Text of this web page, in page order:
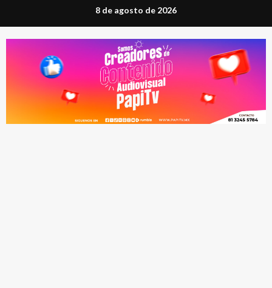
al
contenido
8 de agosto de 2026